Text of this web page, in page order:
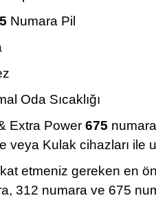
Numara Pil
Oda Sıcaklığı
Extra Power 675
veya Kulak cihazları ile
etmeniz gereken en
312 numara ve 675